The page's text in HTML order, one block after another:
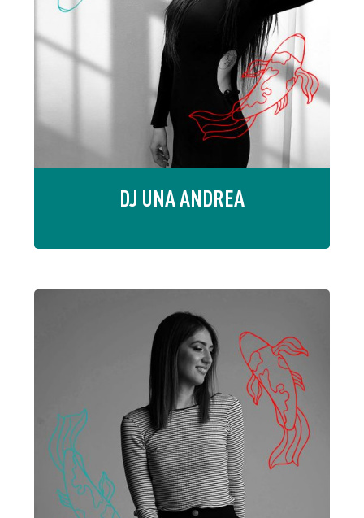
DJ UNA ANDREA